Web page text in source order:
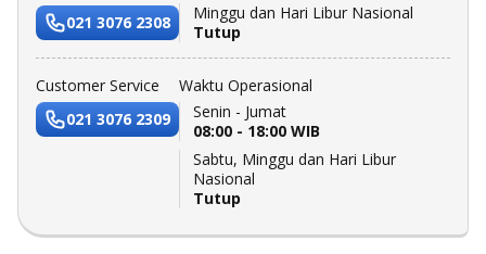
021 3076 2308
Minggu dan Hari Libur Nasional
Tutup
Customer Service
021 3076 2309
Waktu Operasional
Senin - Jumat
08:00 - 18:00 WIB
Sabtu, Minggu dan Hari Libur
Nasional
Tutup